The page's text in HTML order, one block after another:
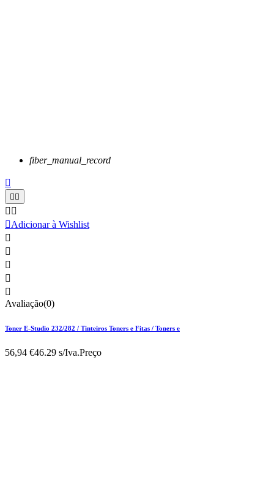
fiber_manual_record


 
Adicionar à Wishlist





Avaliação(0)
Toner E-Studio 232/282 / Tinteiros Toners e Fitas / Toners e
56,94 €46.29 s/Iva.Preço